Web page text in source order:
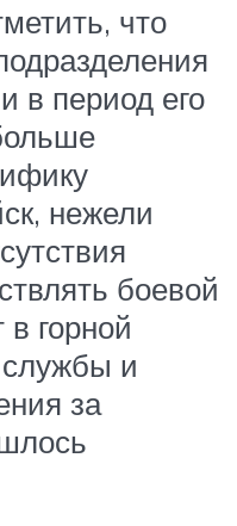
что
в период его
нежели
боевой
горной
и
за